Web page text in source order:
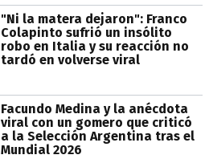
"Ni la matera dejaron": Franco
Colapinto sufrió un insólito
robo en Italia y su reacción no
tardó en volverse viral
Facundo Medina y la anécdota
viral con un gomero que criticó
a la Selección Argentina tras el
Mundial 2026